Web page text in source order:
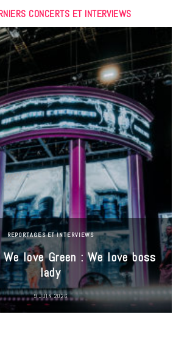
CONCERTS ET INTERVIEWS
REPORTAGES ET INTERVIEWS
We love Green : We love boss
lady
9 JUIN 2026